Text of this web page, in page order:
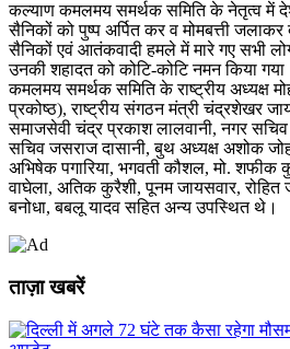
कल्याण कमलमय समर्थक समिति के नेतृत्व में
सैनिकों को पुष्प अर्पित कर व मोमबत्ती
सैनिकों एवं आतंकवादी हमले में मारे गए सभी
उनकी शहादत को कोटि-कोटि नमन किया
कमलमय समर्थक समिति के राष्ट्रीय अध्यक्ष
प्रकोष्ठ), राष्ट्रीय संगठन मंत्री चंद्रशेखर
समाजसेवी चंद्र प्रकाश लालवानी, नगर
सचिव जसराज दासानी, बुथ अध्यक्ष अशोक
अभिषेक पगारिया, भगवती कौशल, मो. शफीक
वाघेला, अतिक कुरैशी, पूनम जायसवार, रोहित
बनोधा, बबलू यादव सहित अन्य उपस्थित थे।
ताज़ा खबरें